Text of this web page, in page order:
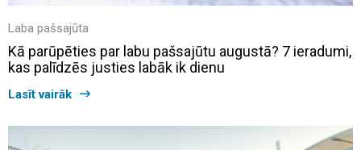
Laba pašsajūta
Kā parūpēties par labu pašsajūtu augustā? 7 ieradumi,
kas palīdzēs justies labāk ik dienu
Lasīt vairāk